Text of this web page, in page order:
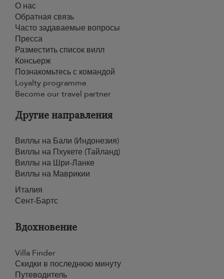
О нас
Обратная связь
Часто задаваемые вопросы
Пресса
Разместить список вилл
Консьерж
Познакомьтесь с командой
Loyalty programme
Become our travel partner
Другие направления
Виллы на Бали (Индонезия)
Виллы на Пхукете (Тайланд)
Виллы на Шри-Ланке
Виллы на Маврикии
Италия
Сент-Бартс
Вдохновение
Villa Finder
Скидки в последнюю минуту
Путеводитель